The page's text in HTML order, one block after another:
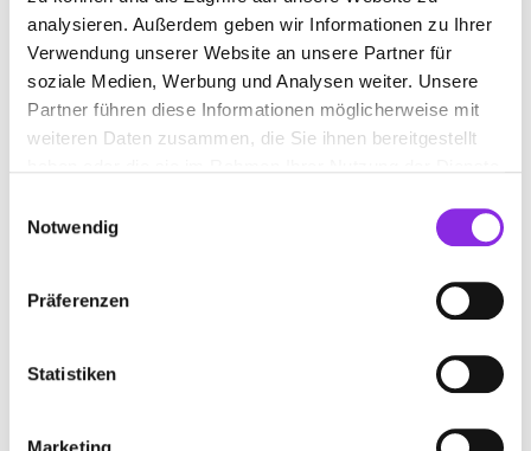
analysieren. Außerdem geben wir Informationen zu Ihrer
Verwendung unserer Website an unsere Partner für
soziale Medien, Werbung und Analysen weiter. Unsere
Partner führen diese Informationen möglicherweise mit
weiteren Daten zusammen, die Sie ihnen bereitgestellt
Notwendig
Präferenzen
Statistiken
Marketing
BEWERTUNGEN
Hely Hely– 22.02.2023
★★★★★
, damit